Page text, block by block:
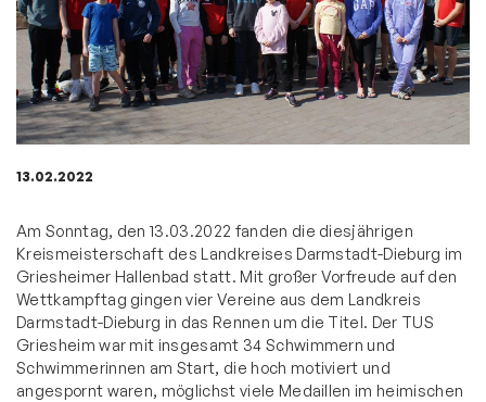
13.02.2022
Am Sonntag, den 13.03.2022 fanden die diesjährigen
Kreismeisterschaft des Landkreises Darmstadt-Dieburg im
Griesheimer Hallenbad statt. Mit großer Vorfreude auf den
Wettkampftag gingen vier Vereine aus dem Landkreis
Darmstadt-Dieburg in das Rennen um die Titel. Der TUS
Griesheim war mit insgesamt 34 Schwimmern und
Schwimmerinnen am Start, die hoch motiviert und
angespornt waren, möglichst viele Medaillen im heimischen